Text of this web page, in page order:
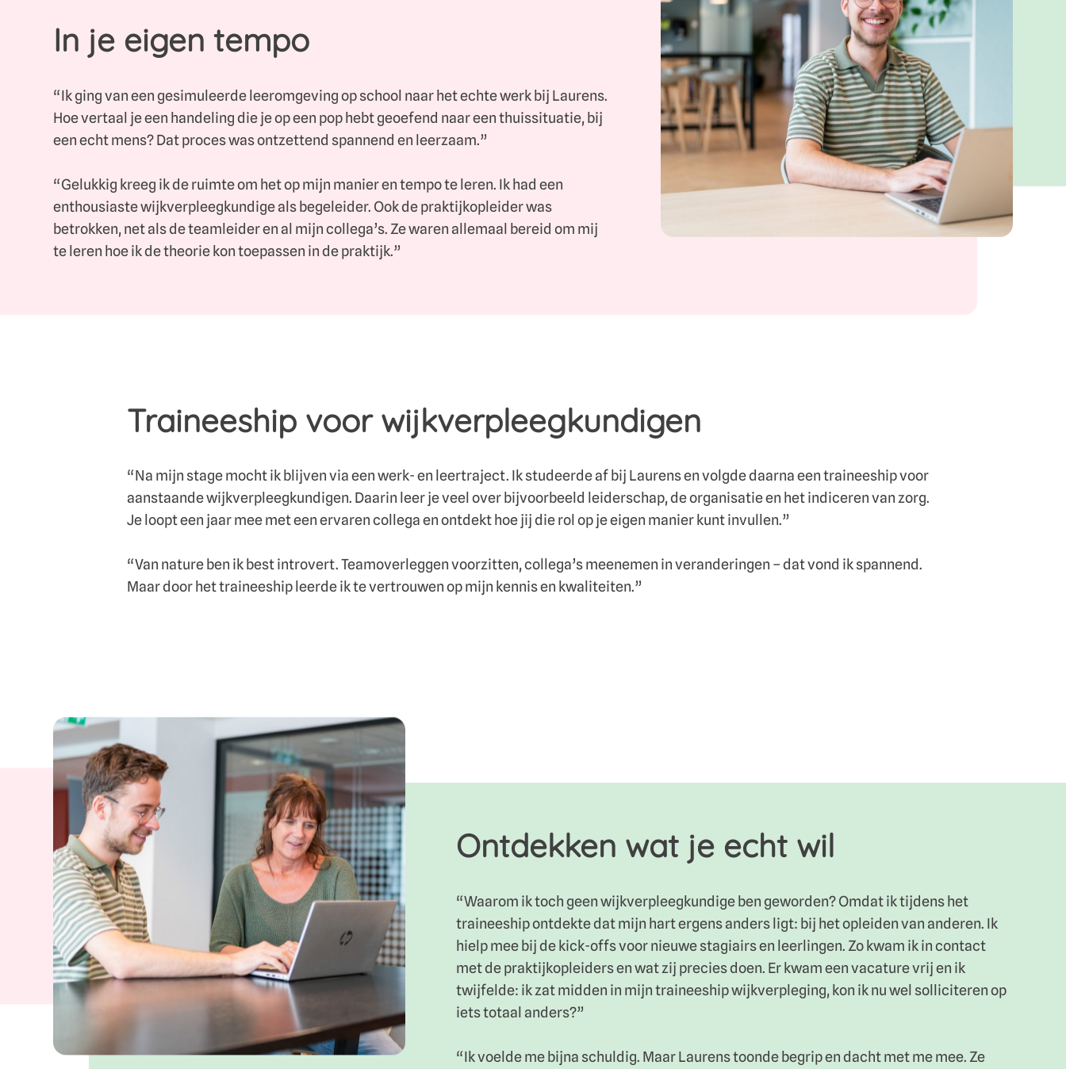
In je eigen tempo
“Ik ging van een gesimuleerde leeromgeving op school naar het echte werk bij Laurens.
Hoe vertaal je een handeling die je op een pop hebt geoefend naar een thuissituatie, bij
een echt mens? Dat proces was ontzettend spannend en leerzaam.”
“Gelukkig kreeg ik de ruimte om het op mijn manier en tempo te leren. Ik had een
enthousiaste wijkverpleegkundige als begeleider. Ook de praktijkopleider was
betrokken, net als de teamleider en al mijn collega’s. Ze waren allemaal bereid om mij
te leren hoe ik de theorie kon toepassen in de praktijk.”
Traineeship voor wijkverpleegkundigen
“Na mijn stage mocht ik blijven via een werk- en leertraject. Ik studeerde af bij Laurens en volgde daarna een traineeship voor
aanstaande wijkverpleegkundigen. Daarin leer je veel over bijvoorbeeld leiderschap, de organisatie en het indiceren van zorg.
Je loopt een jaar mee met een ervaren collega en ontdekt hoe jij die rol op je eigen manier kunt invullen.”
“Van nature ben ik best introvert. Teamoverleggen voorzitten, collega’s meenemen in veranderingen – dat vond ik spannend.
Maar door het traineeship leerde ik te vertrouwen op mijn kennis en kwaliteiten.”
Ontdekken wat je echt wil
“Waarom ik toch geen wijkverpleegkundige ben geworden? Omdat ik tijdens het
traineeship ontdekte dat mijn hart ergens anders ligt: bij het opleiden van anderen. Ik
hielp mee bij de kick-offs voor nieuwe stagiairs en leerlingen. Zo kwam ik in contact
met de praktijkopleiders en wat zij precies doen. Er kwam een vacature vrij en ik
twijfelde: ik zat midden in mijn traineeship wijkverpleging, kon ik nu wel solliciteren op
iets totaal anders?”
“Ik voelde me bijna schuldig. Maar Laurens toonde begrip en dacht met me mee. Ze